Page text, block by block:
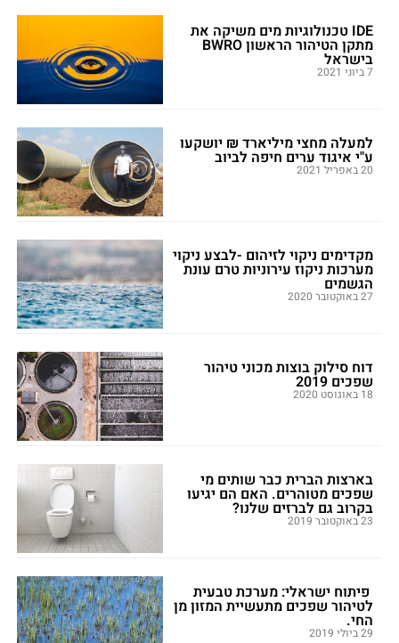
IDE טכנולוגיות מים משיקה את
מתקן הטיהור הראשון BWRO
בישראל
7 ביוני 2021
למעלה מחצי מיליארד ₪ יושקעו
ע"י איגוד ערים חיפה לביוב
20 באפריל 2021
מקדימים ניקוי לזיהום -לבצע ניקוי
מערכות ניקוז עירוניות טרם עונת
הגשמים
27 באוקטובר 2020
דוח סילוק בוצות מכוני טיהור
שפכים 2019
18 באוגוסט 2020
בארצות הברית כבר שותים מי
שפכים מטוהרים. האם הם יגיעו
בקרוב גם לברזים שלנו?
23 באוקטובר 2019
פיתוח ישראלי: מערכת טבעית
לטיהור שפכים מתעשיית המזון מן
החי.
29 ביולי 2019